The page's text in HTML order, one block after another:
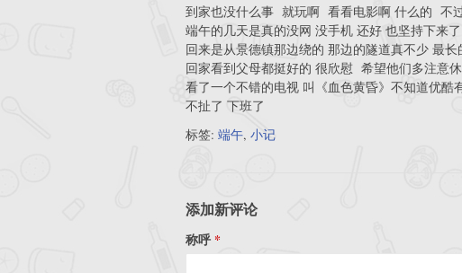
到家也没什么事 就玩啊 看看电影啊 什么的 不
端午的几天是真的没网 没手机 还好 也坚持下来了
回来是从景德镇那边绕的 那边的隧道真不少 最
回家看到父母都挺好的 很欣慰 希望他们多注意
看了一个不错的电视 叫《血色黄昏》不知道优
不扯了 下班了
标签: 端午, 小记
添加新评论
称呼